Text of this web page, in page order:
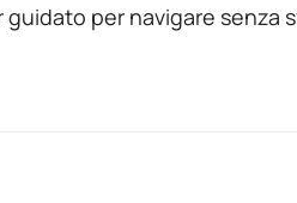
per navigare senza